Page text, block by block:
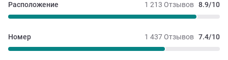
1 213 Отзывов 8.9/10
Расположение
1 437 Отзывов 7.4/10
Номер